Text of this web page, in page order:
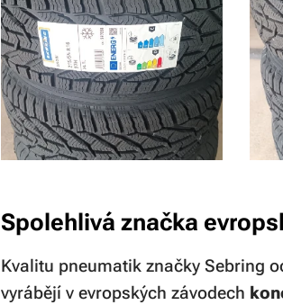
Spolehlivá značka
Kvalitu pneumatik značky Sebring
vyrábějí v evropských závodech